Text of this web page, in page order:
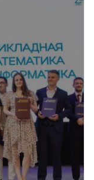
подготовку
и
систем на
а также по
продукты.